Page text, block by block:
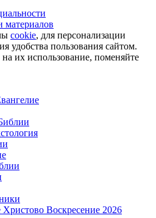
материалов
cookie, для персонализации
удобства пользования сайтом.
их использование, поменяйте
Христово Воскресение 2026